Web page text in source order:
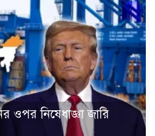
ওপর নিষেধাজ্ঞা জারি